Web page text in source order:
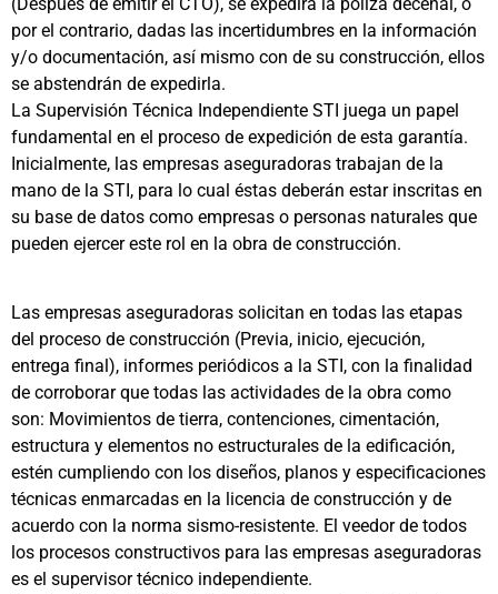
por el contrario, dadas las incertidumbres en la información
y/o documentación, así mismo con de su construcción, ellos
se abstendrán de expedirla.
La Supervisión Técnica Independiente STI juega un papel
fundamental en el proceso de expedición de esta garantía.
Inicialmente, las empresas aseguradoras trabajan de la
mano de la STI, para lo cual éstas deberán estar inscritas en
su base de datos como empresas o personas naturales que
pueden ejercer este rol en la obra de construcción.
Las empresas aseguradoras solicitan en todas las etapas
del proceso de construcción (Previa, inicio, ejecución,
entrega final), informes periódicos a la STI, con la finalidad
de corroborar que todas las actividades de la obra como
son: Movimientos de tierra, contenciones, cimentación,
estructura y elementos no estructurales de la edificación,
estén cumpliendo con los diseños, planos y especificaciones
técnicas enmarcadas en la licencia de construcción y de
acuerdo con la norma sismo-resistente. El veedor de todos
los procesos constructivos para las empresas aseguradoras
es el supervisor técnico independiente.